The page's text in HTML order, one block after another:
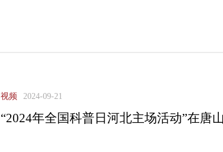
视频 2024-09-21
“2024年全国科普日河北主场活动”在唐